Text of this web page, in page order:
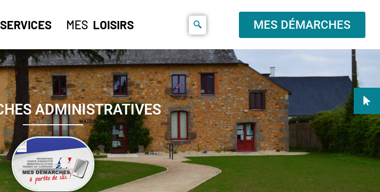
SERVICES MES LOISIRS MES DÉMARCHES
ADMINISTRATIVES